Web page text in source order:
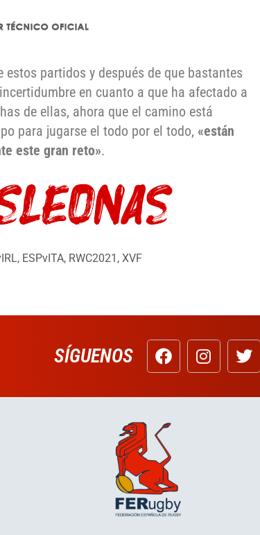
partidos y después de que bastantes
en cuanto a que ha afectado a
de ellas, ahora que el camino está
para jugarse el todo por el todo, «están
este gran reto».
, ESPvITA, RWC2021 , XVF
SÍGUENOS